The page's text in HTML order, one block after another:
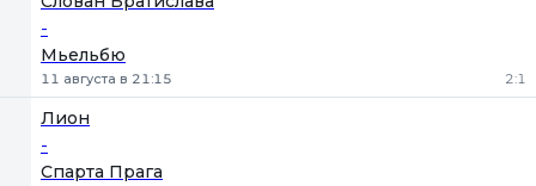
-
Мьельбю
11 августа в 21:15 2:1
Лион
-
Спарта Прага